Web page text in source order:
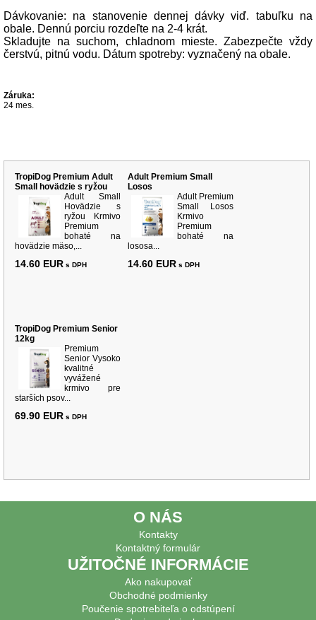
Dávkovanie: na stanovenie dennej dávky viď. tabuľku na
obale. Dennú porciu rozdeľte na 2-4 krát.
Skladujte na suchom, chladnom mieste. Zabezpečte vždy
čerstvú, pitnú vodu. Dátum spotreby: vyznačený na obale.
Záruka:
24 mes.
TropiDog Premium Adult
Small hovädzie s ryžou
Adult Small
Hovädzie s
ryžou Krmivo
Premium
bohaté na
hovädzie mäso,...
14.60 EUR s DPH
Adult Premium Small
Losos
Adult Premium
Small Losos
Krmivo
Premium
bohaté na
lososa...
14.60 EUR s DPH
TropiDog Premium Senior
12kg
Premium
Senior Vysoko
kvalitné
vyvážené
krmivo pre
starších psov...
69.90 EUR s DPH
O NÁS
Kontakty
Kontaktný formulár
UŽITOČNÉ INFORMÁCIE
Ako nakupovať
Obchodné podmienky
Poučenie spotrebiteľa o odstúpení